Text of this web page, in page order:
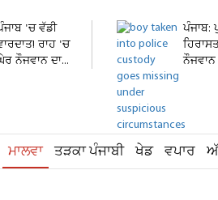
'ਚ ਵੱਡੀ
ਰਾਹ 'ਚ
ਨੌਜਵਾਨ ਦਾ...
ਪੰਜਾਬ:
ਮਾਲਵਾ ਤੜਕਾ ਪੰਜਾਬੀ ਖੇਡ ਵਪਾਰ